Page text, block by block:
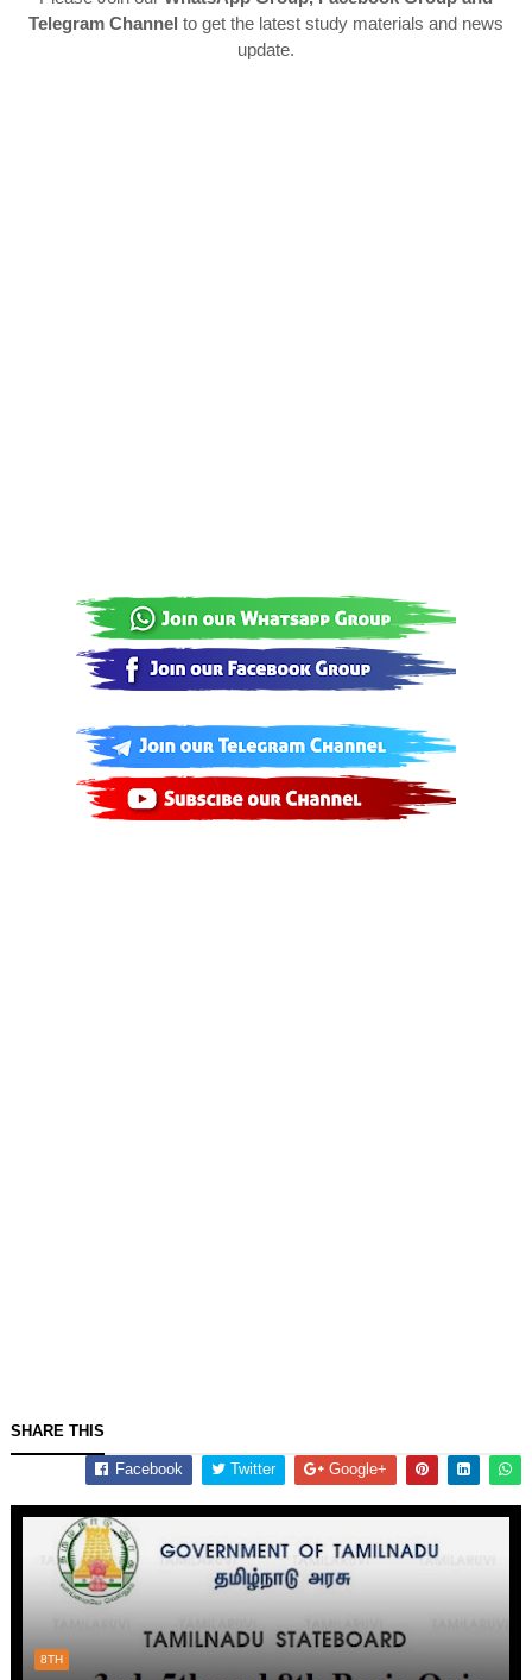
Telegram Channel to get the latest study materials and news
update.
SHARE THIS
Facebook Twitter Google+
8TH